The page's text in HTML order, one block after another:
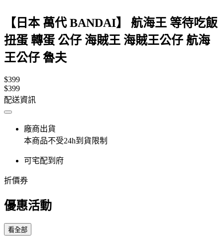
【日本 萬代 BANDAI】 航海王 等待吃飯
扭蛋 轉蛋 公仔 海賊王 海賊王公仔 航海
王公仔 魯夫
$399
$399
配送資訊
廠商出貨
本商品不受24h到貨限制
可宅配到府
折價券
優惠活動
看全部